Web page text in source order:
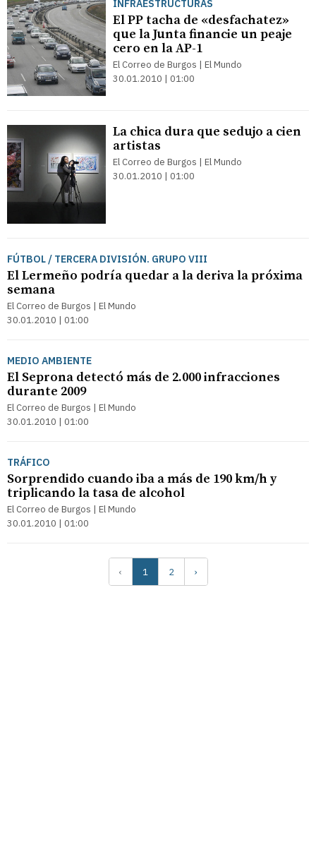
INFRAESTRUCTURAS
El PP tacha de «desfachatez»
que la Junta financie un peaje
cero en la AP-1
El Correo de Burgos | El Mundo
30.01.2010 | 01:00
La chica dura que sedujo a cien
artistas
El Correo de Burgos | El Mundo
30.01.2010 | 01:00
FÚTBOL / TERCERA DIVISIÓN. GRUPO VIII
El Lermeño podría quedar a la deriva la próxima
semana
El Correo de Burgos | El Mundo
30.01.2010 | 01:00
MEDIO AMBIENTE
El Seprona detectó más de 2.000 infracciones
durante 2009
El Correo de Burgos | El Mundo
30.01.2010 | 01:00
TRÁFICO
Sorprendido cuando iba a más de 190 km/h y
triplicando la tasa de alcohol
El Correo de Burgos | El Mundo
30.01.2010 | 01:00
‹ 1 2 ›